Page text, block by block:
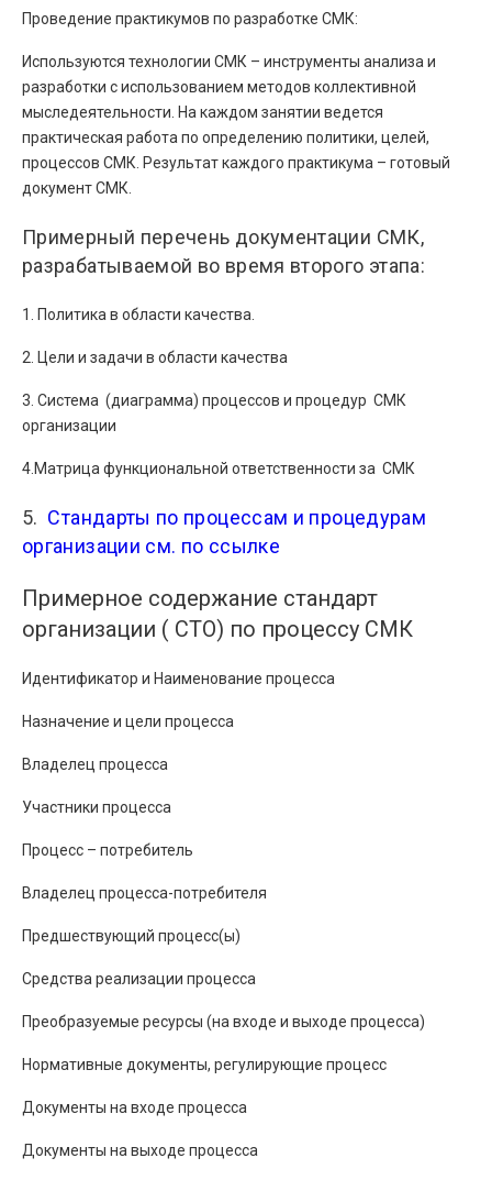
Проведение практикумов по разработке СМК:
Используются технологии СМК – инструменты анализа и
разработки с использованием методов коллективной
мыследеятельности. На каждом занятии ведется
практическая работа по определению политики, целей,
процессов СМК. Результат каждого практикума – готовый
документ СМК.
Примерный перечень документации СМК,
разрабатываемой во время второго этапа:
1. Политика в области качества.
2. Цели и задачи в области качества
3. Система (диаграмма) процессов и процедур СМК
организации
4.Матрица функциональной ответственности за СМК
5. Стандарты по процессам и процедурам
организации см. по ссылке
Примерное содержание стандарт
организации ( СТО) по процессу СМК
Идентификатор и Наименование процесса
Назначение и цели процесса
Владелец процесса
Участники процесса
Процесс – потребитель
Владелец процесса-потребителя
Предшествующий процесс(ы)
Средства реализации процесса
Преобразуемые ресурсы (на входе и выходе процесса)
Нормативные документы, регулирующие процесс
Документы на входе процесса
Документы на выходе процесса